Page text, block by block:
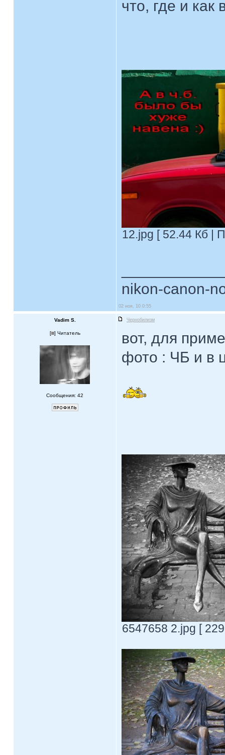
что, где и как
12.jpg [ 52.44 Кб |
nikon-canon-
02 ноя, 10 0:55
Vadim S. Чернобилизм
[ ] Читатель
Сообщения: 42
вот, для
фото : ЧБ и в
6547658 2.jpg [